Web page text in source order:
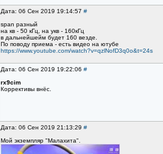
Дата: 06 Сен 2019 19:14:57 #
span разный
на кв - 50 кГц, на укв - 160кГц
в дальнейшейм будет 160 везде.
По поводу приема - есть видео на ютубе
https://www.youtube.com/watch?v=qzlNofD3q0o&t=24s
Дата: 06 Сен 2019 19:22:06 #
rx9cim
Коррективы внёс.
Дата: 06 Сен 2019 21:13:29 #
Мой экземпляр "Малахита".